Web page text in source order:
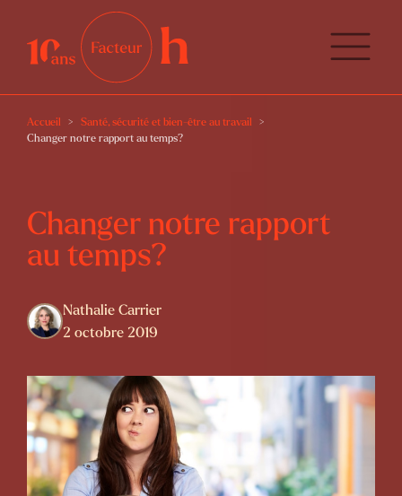
Accueil
Santé, sécurité et bien-être au travail
Changer notre rapport au temps?
Changer notre rapport
au temps?
Nathalie Carrier
2 octobre 2019